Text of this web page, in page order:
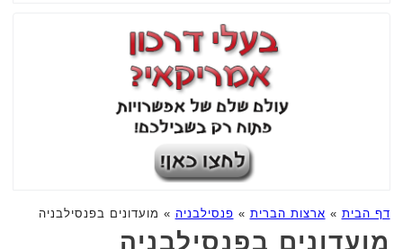
דף הבית » ארצות הברית » פנסילבניה » מועדונים בפנסילבניה
מועדונים בפנסילבניה